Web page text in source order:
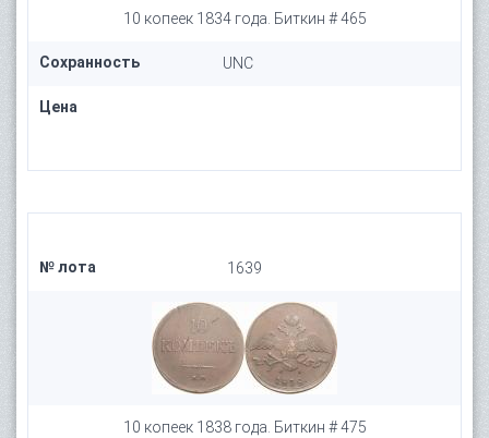
10 копеек 1834 года. Биткин # 465
Сохранность UNC
Цена
№ лота 1639
10 копеек 1838 года. Биткин # 475